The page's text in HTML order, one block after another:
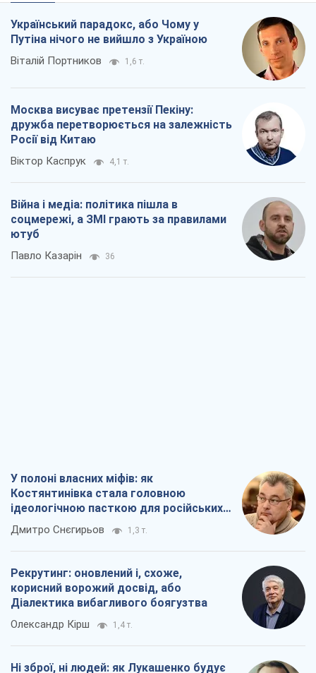
Український парадокс, або Чому у
Путіна нічого не вийшло з Україною
Віталій Портников 1,6 т.
Москва висуває претензії Пекіну:
дружба перетворюється на залежність
Росії від Китаю
Віктор Каспрук 4,1 т.
Війна і медіа: політика пішла в
соцмережі, а ЗМІ грають за правилами
ютуб
Павло Казарін 36
У полоні власних міфів: як
Костянтинівка стала головною
ідеологічною пасткою для російських
окупантів
Дмитро Снєгирьов 1,3 т.
Рекрутинг: оновлений і, схоже,
корисний ворожий досвід, або
Діалектика вибагливого боягузтва
Олександр Кірш 1,4 т.
Ні зброї, ні людей: як Лукашенко будує